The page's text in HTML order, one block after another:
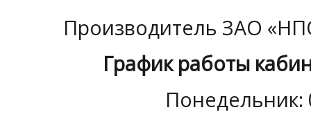
Производитель ЗАО
График работы
Понедельник: